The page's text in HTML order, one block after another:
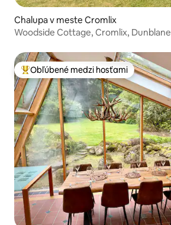
Chalupa v meste Cromlix
Woodside Cottage, Cromlix, Dunblane
Najobľúbenejšie medzi hosťami
Obľúbené medzi hosťami